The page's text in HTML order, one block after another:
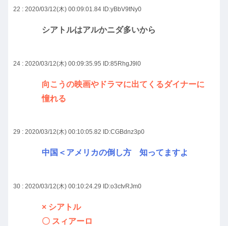
22 : 2020/03/12(木) 00:09:01.84 ID:yBbV9tNy0
シアトルはアルかニダ多いから
24 : 2020/03/12(木) 00:09:35.95 ID:85RhgJ9l0
向こうの映画やドラマに出てくるダイナーに
憧れる
29 : 2020/03/12(木) 00:10:05.82 ID:CGBdnz3p0
中国＜アメリカの倒し方 知ってますよ
30 : 2020/03/12(木) 00:10:24.29 ID:o3ctvRJm0
× シアトル
〇 スィアーロ